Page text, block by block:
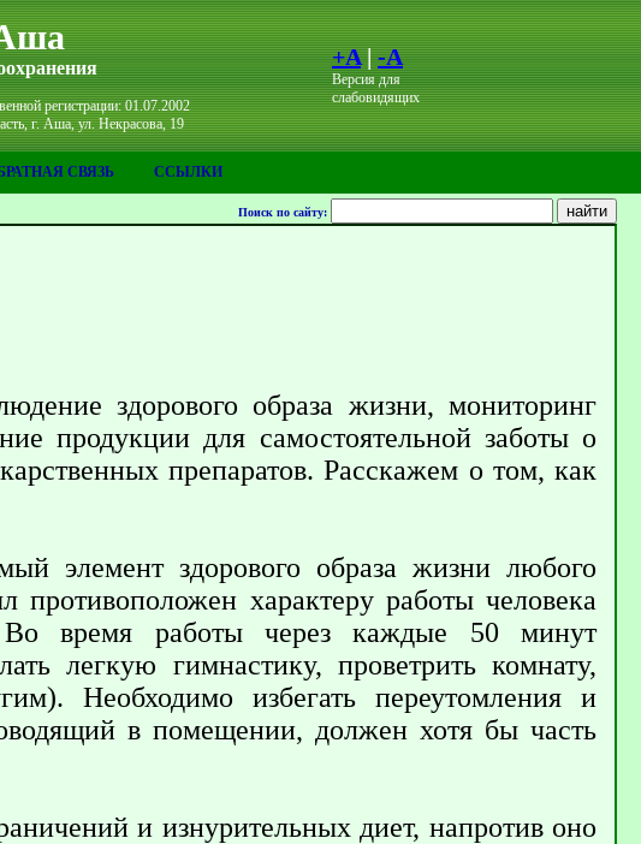
регистрации: 01.07.2002
г. Аша, ул. Некрасова, 19
+A|-A
Версия для
слабовидящих
СВЯЗЬ
ССЫЛКИ
здорового образа жизни, мониторинг
продукции для самостоятельной заботы о
препаратов. Расскажем о том, как
элемент здорового образа жизни любого
противоположен характеру работы человека
Во время работы через каждые 50 минут
легкую гимнастику, проветрить комнату,
Необходимо избегать переутомления и
в помещении, должен хотя бы часть
и изнурительных диет, напротив оно
Поиск по сайту: